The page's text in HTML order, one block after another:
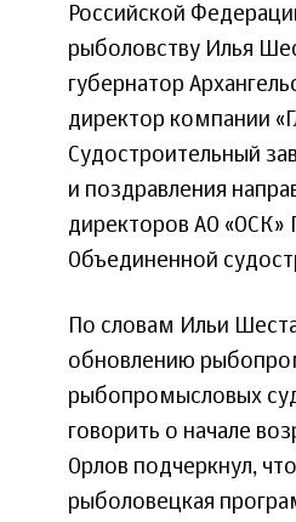
Российской
рыболовству Илья
губернатор
директор компании
Судостроительный
и поздравления
директоров АО «ОСК»
Объединенной
По словам Ильи
обновлению
рыбопромысловых
говорить о начале
Орлов подчеркнул,
рыболовецкая